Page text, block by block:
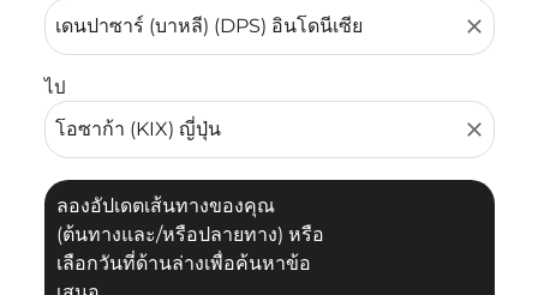
close
ไป
close
ลองอัปเดตเส้นทางของคุณ
(ต้นทางและ/หรือปลายทาง) หรือ
เลือกวันที่ด้านล่างเพื่อค้นหาข้อ